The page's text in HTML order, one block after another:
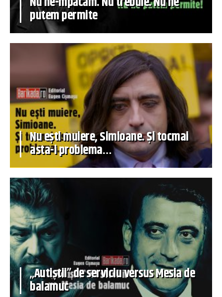
putem permite
Nu ești muiere, Simioane. Și tocmai
asta-i problema…
„Autiștii” de serviciu versus Mesia de
balamuc